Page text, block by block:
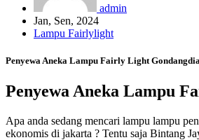
admin
Jan, Sen, 2024
Lampu Fairlylight
Penyewa Aneka Lampu Fairly Light
Penyewa Aneka Lampu
Apa anda sedang mencari lampu lampu
ekonomis di jakarta ? Tentu saja Bintang